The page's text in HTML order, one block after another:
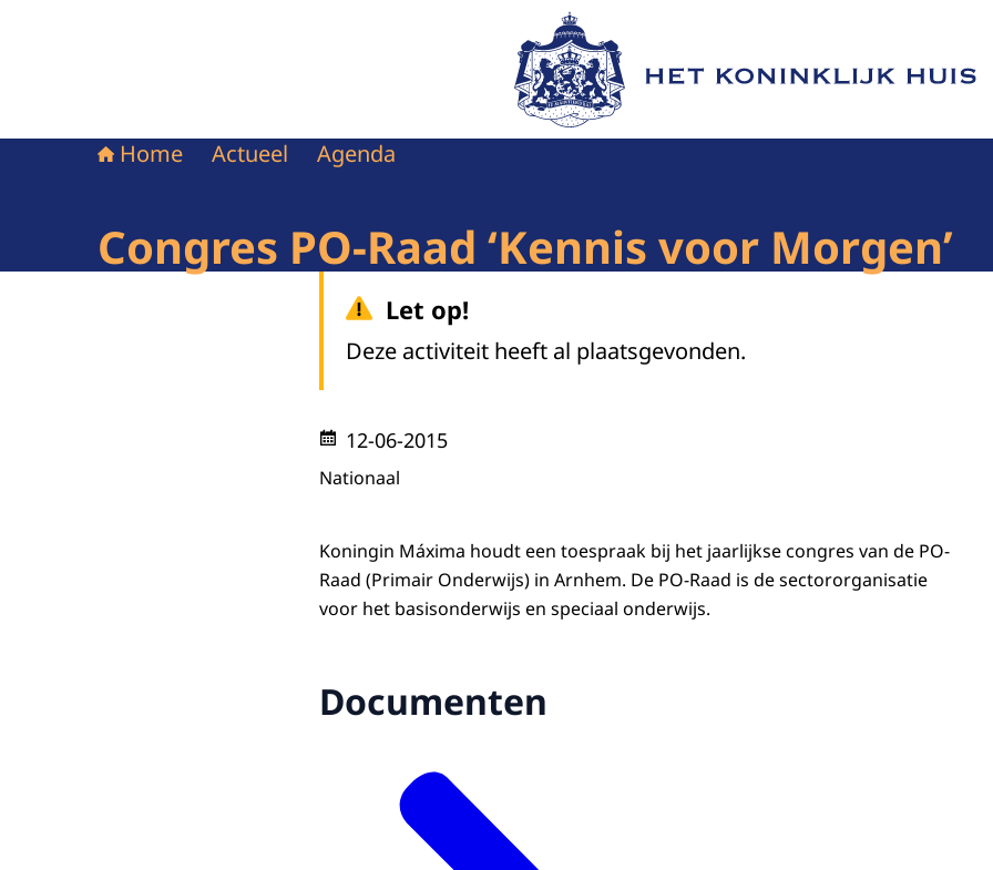
Naar de homepage van Het Koninklijk Huis
Home Actueel Agenda
Congres PO-Raad ‘Kennis voor Morgen’
Let op!
Deze activiteit heeft al plaatsgevonden.
12-06-2015
Nationaal
Koningin Máxima houdt een toespraak bij het jaarlijkse congres van de PO-
Raad (Primair Onderwijs) in Arnhem. De PO-Raad is de sectororganisatie
voor het basisonderwijs en speciaal onderwijs.
Documenten